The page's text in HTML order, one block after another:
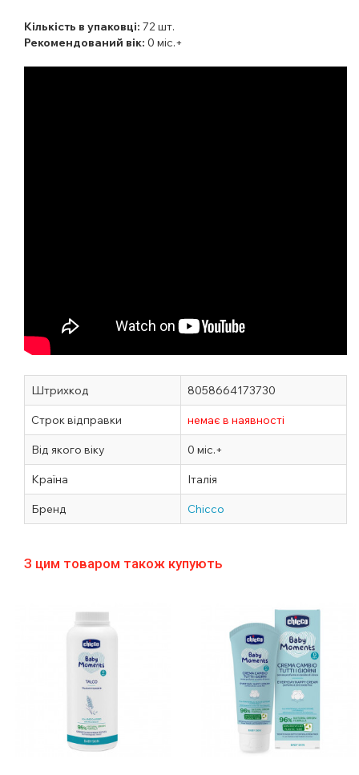
Кількість в упаковці: 72 шт.
Рекомендований вік: 0 міс.+
Штрихкод 8058664173730
Строк відправки немає в наявності
Від якого віку 0 міс.+
Країна Італія
Бренд Chicco
З цим товаром також купують